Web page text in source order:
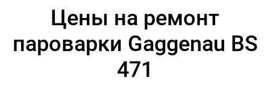
Цены на ремонт
пароварки Gaggenau BS
471